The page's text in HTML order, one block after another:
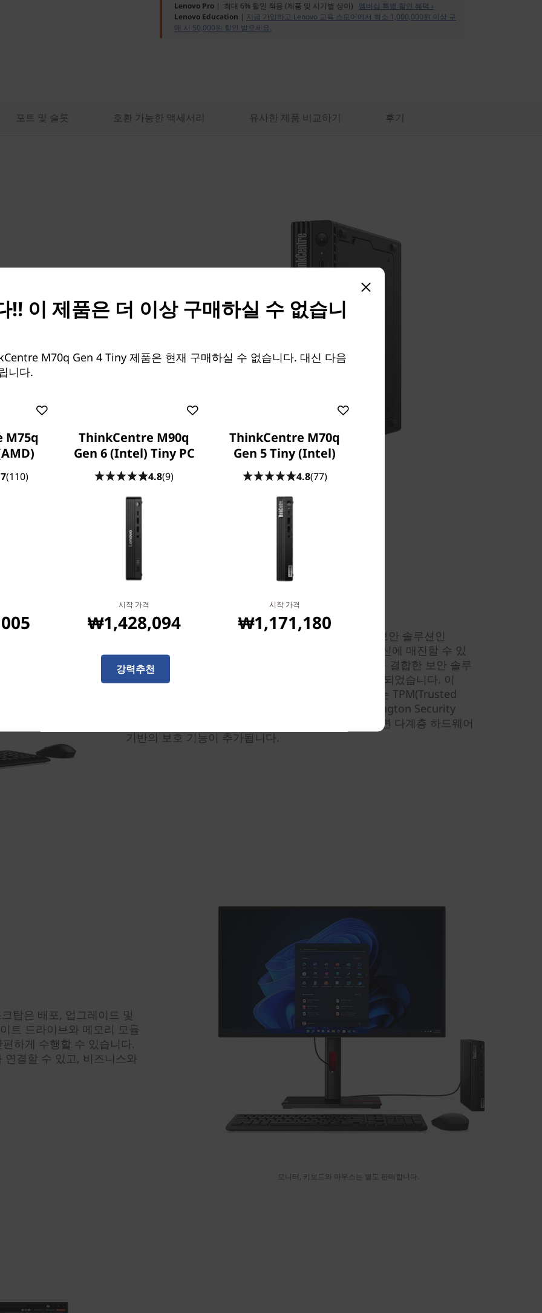
Lenovo Pro | 최대 6% 할인 적용 (제품 및 시기별 상이) 멤버십 특별 할인 혜택 ›
Lenovo Education | 지금 가입하고 Lenovo 교육 스토어에서 최소 1,000,000원 이상 구
매 시 50,000원 할인 받으세요.
포트 및 슬롯 호환 가능한 액세서리 유사한 제품 비교하기 후기
는 강력한 성능을 제공하는
vPro® (13세대 Intel®
크탑 성능을 사용하여 듀얼
확장 포트를 구성하여 까다
기관, 소매점 또는 프론트/
합니다.
내부도 & 외부도 보안이 튼튼한 제품
모든 ThinkCentre를 사용하면 포괄적인 엔드투엔드 보안 솔루션인
ThinkShield의 보안을 강화할 수 있어 두려움 없이 혁신에 매진할 수 있
습니다. 업계 최고의 하드웨어, 소프트웨어와 서비스를 결합한 보안 솔루
션은 데이터, 아이디어와 비즈니스를 보호하도록 설계되었습니다. 이
Tiny 데스크탑은 자가 복구 BIOS, 데이터를 암호화하는 TPM(Trusted
Platform Module), PC를 물리적으로 보호하는 Kensington Security
Slot™으로 구성됩니다. Intel vPro® 플랫폼을 선택하면 다계층 하드웨어
기반의 보호 기능이 추가됩니다.
모니터, 키보드와 마우스는 별도 판매합니다.
탑은 배포, 업그레이드 및
트 드라이브와 메모리 모듈
하게 수행할 수 있습니다.
연결할 수 있고, 비즈니스와
!! 이 제품은 더 이상 구매하실 수 없습니
M70q Gen 4 Tiny 제품은 현재 구매하실 수 없습니다. 대신 다음
니다.
M75q
(110)
ThinkCentre M90q
Gen 6 (Intel) Tiny PC
4.8(9)
시작 가격
₩1,428,094
ThinkCentre M70q
Gen 5 Tiny (Intel)
4.8(77)
시작 가격
₩1,171,180
강력추천